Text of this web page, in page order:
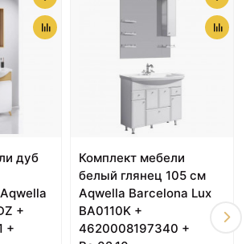
Комплект мебели белый
глянец 61 см Aqwella
Brig Br.01.06/1/W + 27181
32150 ₽
дуб
+
+
Комплект мебели
белый глянец 105 см
Aqwella Barcelona Lux
BA0110K +
4620008197340 +